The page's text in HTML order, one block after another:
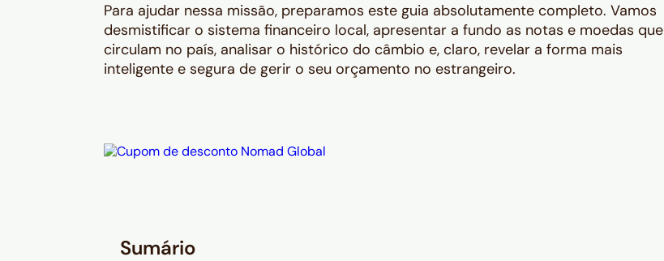
Para ajudar nessa missão, preparamos este guia absolutamente completo. Vamos
desmistificar o sistema financeiro local, apresentar a fundo as notas e moedas que
circulam no país, analisar o histórico do câmbio e, claro, revelar a forma mais
inteligente e segura de gerir o seu orçamento no estrangeiro.
Sumário